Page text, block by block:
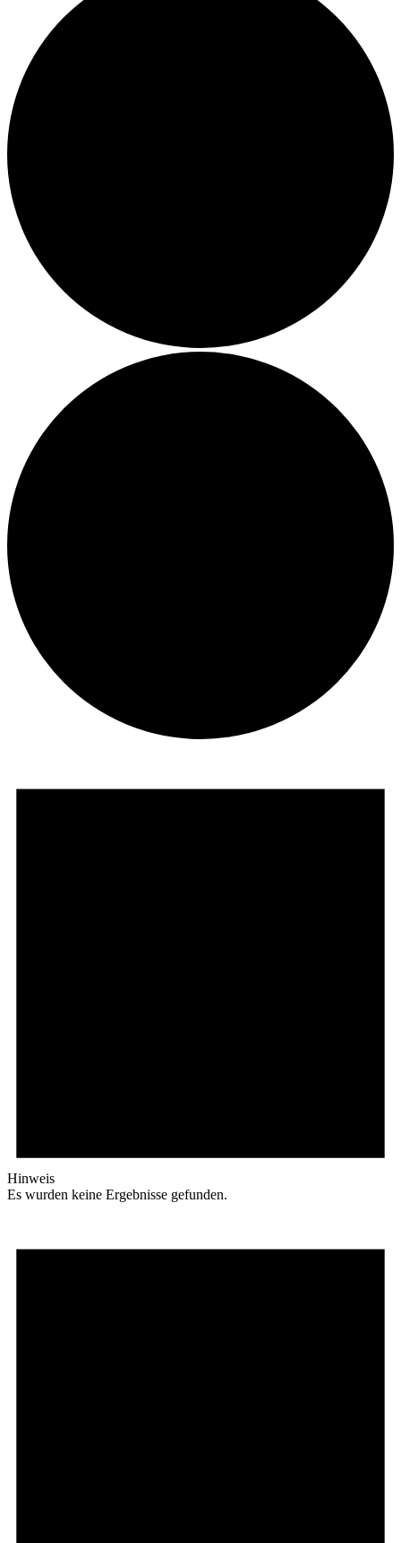
Hinweis
Es wurden keine Ergebnisse gefunden.